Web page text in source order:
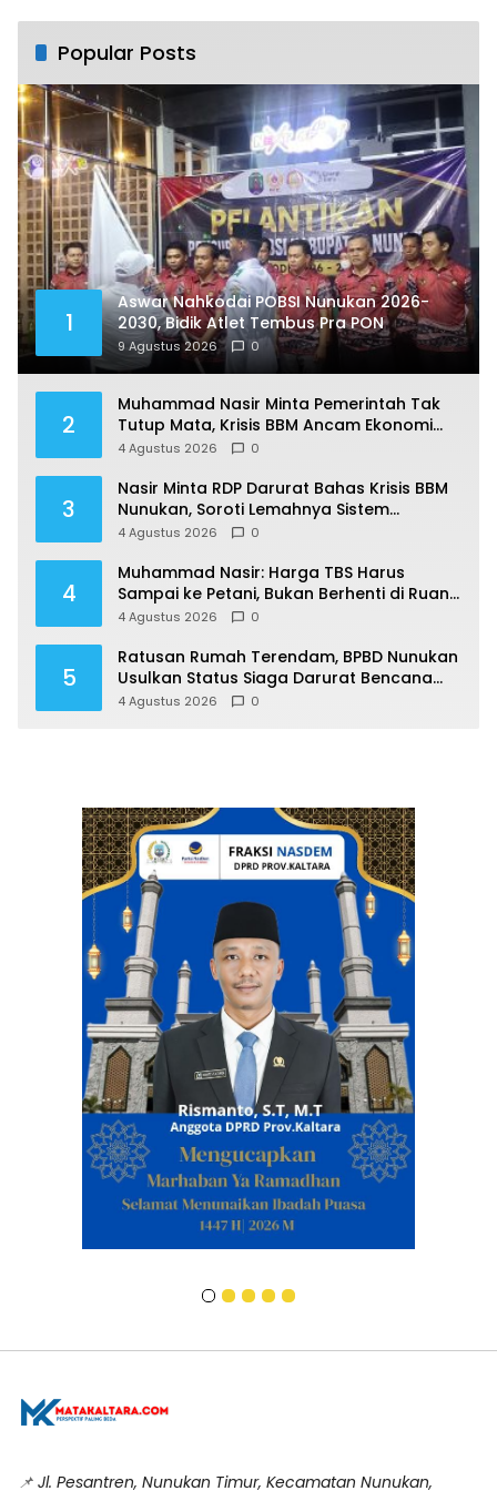
Popular Posts
1
Aswar Nahkodai POBSI Nunukan 2026-
2030, Bidik Atlet Tembus Pra PON
9 Agustus 2026 0
2
Muhammad Nasir Minta Pemerintah Tak
Tutup Mata, Krisis BBM Ancam Ekonomi
Masyarakat Nunukan
4 Agustus 2026 0
3
Nasir Minta RDP Darurat Bahas Krisis BBM
Nunukan, Soroti Lemahnya Sistem
Distribusi
4 Agustus 2026 0
4
Muhammad Nasir: Harga TBS Harus
Sampai ke Petani, Bukan Berhenti di Ruang
Rapat
4 Agustus 2026 0
5
Ratusan Rumah Terendam, BPBD Nunukan
Usulkan Status Siaga Darurat Bencana
Hidrometeorologi
4 Agustus 2026 0
📌 Jl. Pesantren, Nunukan Timur, Kecamatan Nunukan,